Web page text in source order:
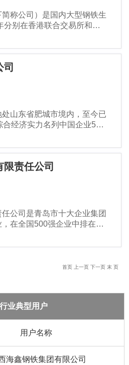
称公司）是国内大型钢铁生
分别在香港联合交易所和深
山东省肥城市境内，至今已
经济实力名列中国企业500
责任公司
公司是青岛市十大企业集团
在全国500强企业中排在前
准认证，连续多年获全国质
首页 上一页 下一页 末 页
业典型用户
用户名称
海鑫钢铁集团有限公司